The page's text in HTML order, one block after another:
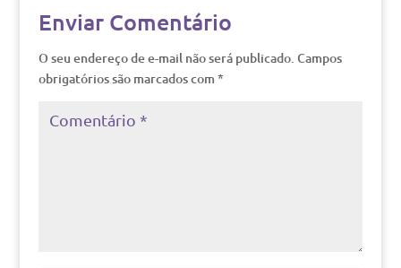
Enviar Comentário
O seu endereço de e-mail não será publicado. Campos
obrigatórios são marcados com *